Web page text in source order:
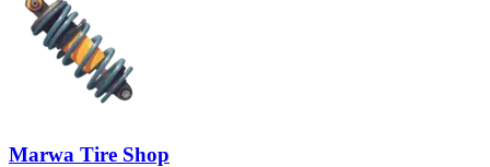
Marwa Tire Shop